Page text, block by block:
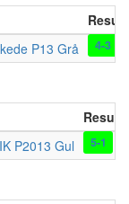
P13 Grå 4-3
P2013 Gul 5-1